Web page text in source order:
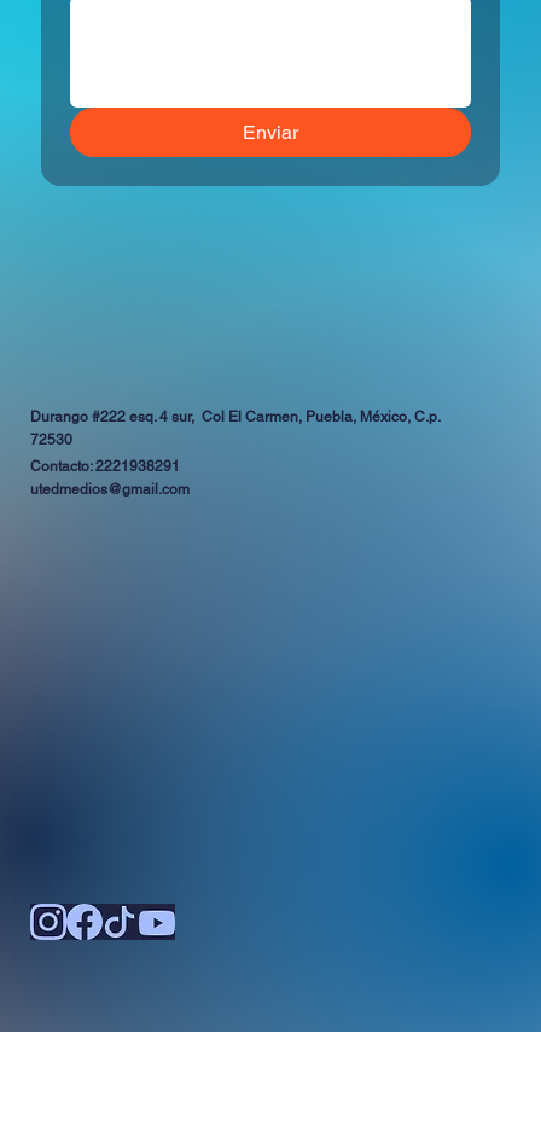
Enviar
Durango #222 esq. 4 sur, Col El Carmen, Puebla, México, C.p.
72530
Contacto: 2221938291
utedmedios@gmail.com